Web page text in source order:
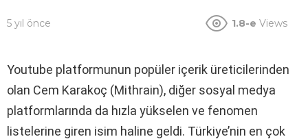
5 yıl önce 1.8-e Views
Youtube platformunun popüler içerik üreticilerinden
olan Cem Karakoç (Mithrain), diğer sosyal medya
platformlarında da hızla yükselen ve fenomen
listelerine giren isim haline geldi. Türkiye’nin en çok